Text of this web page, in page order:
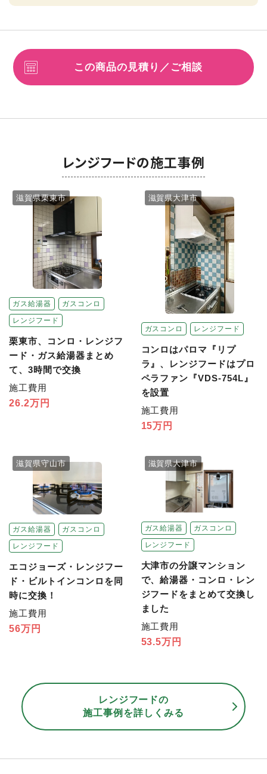
この商品の見積り／ご相談
レンジフードの施工事例
ガス給湯器
ガスコンロ
レンジフード
滋賀県栗東市
栗東市、コンロ・レンジフ
ード・ガス給湯器まとめ
て、3時間で交換
施工費用
26.2万円
ガスコンロ レンジフード
滋賀県大津市
コンロはパロマ『リプ
ラ』、レンジフードはプロ
ペラファン『VDS-754L』
を設置
施工費用
15万円
ガス給湯器
ガスコンロ
レンジフード
滋賀県守山市
エコジョーズ・レンジフー
ド・ビルトインコンロを同
時に交換！
施工費用
56万円
ガス給湯器
ガスコンロ
レンジフード
滋賀県大津市
大津市の分譲マンション
で、給湯器・コンロ・レン
ジフードをまとめて交換し
ました
施工費用
53.5万円
レンジフードの
施工事例を詳しくみる